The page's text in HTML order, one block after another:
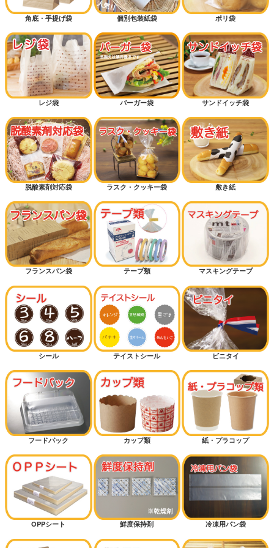
角底・手提げ袋 個別包装紙袋 ポリ袋
レジ袋 バーガー袋 サンドイッチ袋
脱酸素剤対応袋 ラスク・クッキー袋 敷き紙
フランスパン袋 テープ類 マスキングテープ
シール テイストシール ビニタイ
フードパック カップ類 紙・プラコップ
OPPシート 鮮度保持剤 冷凍用パン袋